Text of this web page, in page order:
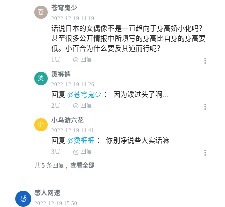
2022-12-19 13:58
苍
苍穹鬼少
话说日本的女偶像不是一直趋向于身高娇小化吗？
甚至很多公开情报中所填写的身高比自身的身高要
低。小百合为什么要反其道而行呢？
1层 回复
烫
烫裤裤
回复 @苍穹鬼少 ： 因为矮过头了啊...
2层 回复
小
小鸟游六花
回复 @烫裤裤 ： 你别净说些大实话嘛
3层
回复
共 5 条回复 , 查看全部
感
感人网速